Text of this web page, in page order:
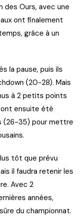
des Ours, avec une
ont finalement
grâce à un
la pause, puis ils
(20-28). Mais
à 2 petits points
ont ensuite été
(26-35) pour mettre
tôt que prévu
il faudra retenir les
Avec 2
années,
du championnat.